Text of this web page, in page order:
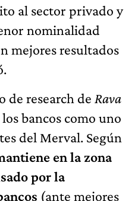
al sector privado y
nominalidad
mejores resultados
de research de Rava
bancos como uno
del Merval. Según
en la zona
por la
(ante mejores